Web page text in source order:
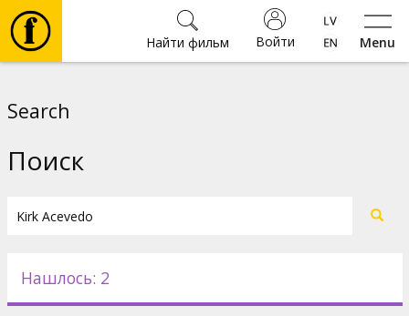
Menu
Войти
Найти фильм
Новости
Search
Поиск
Нашлось: 2